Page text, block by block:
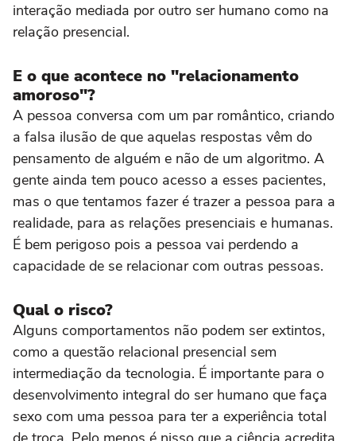
interação mediada por outro ser humano como na
relação presencial.
E o que acontece no "relacionamento
amoroso"?
A pessoa conversa com um par romântico, criando
a falsa ilusão de que aquelas respostas vêm do
pensamento de alguém e não de um algoritmo. A
gente ainda tem pouco acesso a esses pacientes,
mas o que tentamos fazer é trazer a pessoa para a
realidade, para as relações presenciais e humanas.
É bem perigoso pois a pessoa vai perdendo a
capacidade de se relacionar com outras pessoas.
Qual o risco?
Alguns comportamentos não podem ser extintos,
como a questão relacional presencial sem
intermediação da tecnologia. É importante para o
desenvolvimento integral do ser humano que faça
sexo com uma pessoa para ter a experiência total